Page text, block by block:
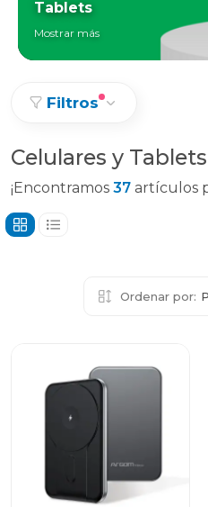
Tablets
Mostrar más
Filtros
Celulares y Tablets
¡Encontramos 37 artículos
Ordenar por: